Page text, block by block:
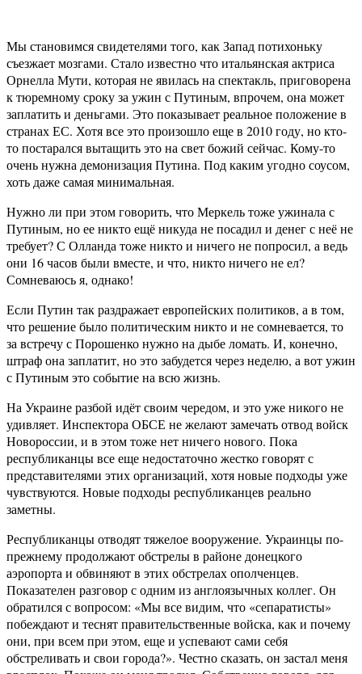
Мы становимся свидетелями того, как Запад потихоньку
съезжает мозгами. Стало известно что итальянская актриса
Орнелла Мути, которая не явилась на спектакль, приговорена
к тюремному сроку за ужин с Путиным, впрочем, она может
заплатить и деньгами. Это показывает реальное положение в
странах ЕС. Хотя все это произошло еще в 2010 году, но кто-
то постарался вытащить это на свет божий сейчас. Кому-то
очень нужна демонизация Путина. Под каким угодно соусом,
хоть даже самая минимальная.
Нужно ли при этом говорить, что Меркель тоже ужинала с
Путиным, но ее никто ещё никуда не посадил и денег с неё не
требует? С Олланда тоже никто и ничего не попросил, а ведь
они 16 часов были вместе, и что, никто ничего не ел?
Сомневаюсь я, однако!
Если Путин так раздражает европейских политиков, а в том,
что решение было политическим никто и не сомневается, то
за встречу с Порошенко нужно на дыбе ломать. И, конечно,
штраф она заплатит, но это забудется через неделю, а вот ужин
с Путиным это событие на всю жизнь.
На Украине разбой идёт своим чередом, и это уже никого не
удивляет. Инспектора ОБСЕ не желают замечать отвод войск
Новороссии, и в этом тоже нет ничего нового. Пока
республиканцы все еще недостаточно жестко говорят с
представителями этих организаций, хотя новые подходы уже
чувствуются. Новые подходы республиканцев реально
заметны.
Республиканцы отводят тяжелое вооружение. Украинцы по-
прежнему продолжают обстрелы в районе донецкого
аэропорта и обвиняют в этих обстрелах ополченцев.
Показателен разговор с одним из англоязычных коллег. Он
обратился с вопросом: «Мы все видим, что «сепаратисты»
побеждают и теснят правительственные войска, как и почему
они, при всем при этом, еще и успевают сами себя
обстреливать и свои города?». Честно сказать, он застал меня